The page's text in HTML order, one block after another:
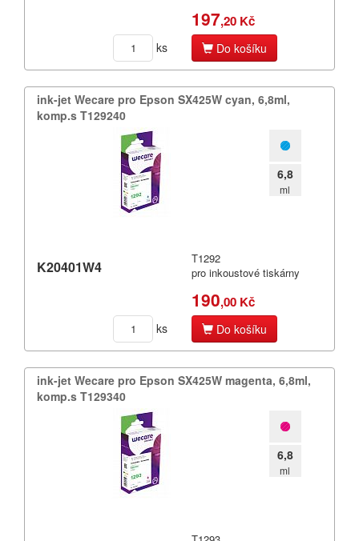
197,20 Kč
ks Do košíku
ink-​jet Wecare pro Epson SX425W cyan,​ 6,​8ml,​
komp.​s T129240
6,8
ml
K20401W4
T1292
pro inkoustové tiskárny
190,00 Kč
ks Do košíku
ink-​jet Wecare pro Epson SX425W magenta,​ 6,​8ml,​
komp.​s T129340
6,8
ml